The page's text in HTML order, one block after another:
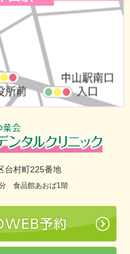
台村町225番地
食品館あおば1階